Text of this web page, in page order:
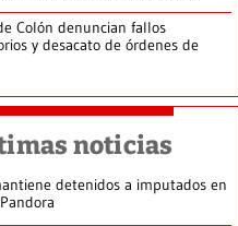
Colón denuncian fallos
y desacato de órdenes de
noticias
detenidos a imputados en